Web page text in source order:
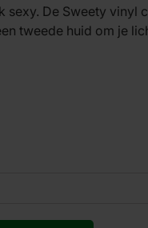
sexy. De Sweety vinyl
tweede huid om je